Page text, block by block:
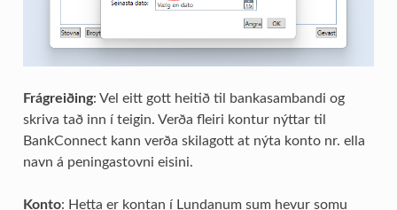
Frágreiðing: Vel eitt gott heitið til bankasambandi og
skriva tað inn í teigin. Verða fleiri kontur nýttar til
BankConnect kann verða skilagott at nýta konto nr. ella
navn á peningastovni eisini.
Konto: Hetta er kontan í Lundanum sum hevur somu